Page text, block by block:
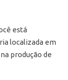
está
localizada em
produção de